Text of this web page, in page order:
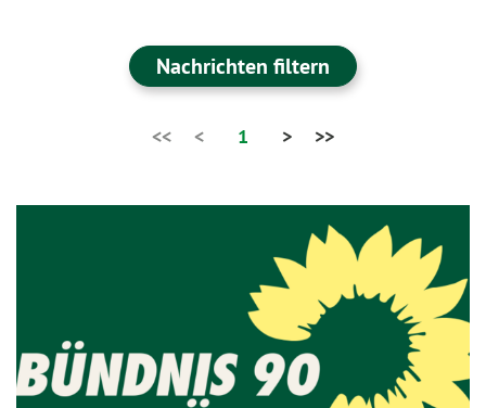
Nachrichten filtern
<< < 1 > >>